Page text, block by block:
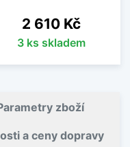
Cena
2 610 Kč
3 ks skladem
zboží
a ceny dopravy